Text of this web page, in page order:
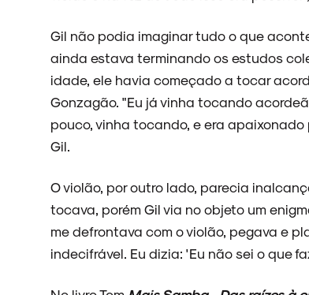
Gil não podia imaginar tudo o que
ainda estava terminando os estudos
idade, ele havia começado a tocar
Gonzagão. "Eu já vinha tocando
pouco, vinha tocando, e era apaixonado
Gil.
O violão, por outro lado, parecia
tocava, porém Gil via no objeto um
me defrontava com o violão, pegava e
indecifrável. Eu dizia: 'Eu não sei o que